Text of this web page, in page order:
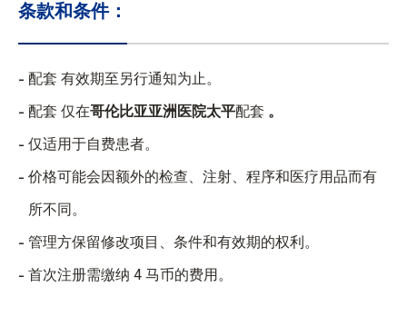
条款和条件：
配套 有效期至另行通知为止。
配套 仅在哥伦比亚亚洲医院太平配套 。
仅适用于自费患者。
价格可能会因额外的检查、注射、程序和医疗用品而有
所不同。
管理方保留修改项目、条件和有效期的权利。
首次注册需缴纳 4 马币的费用。